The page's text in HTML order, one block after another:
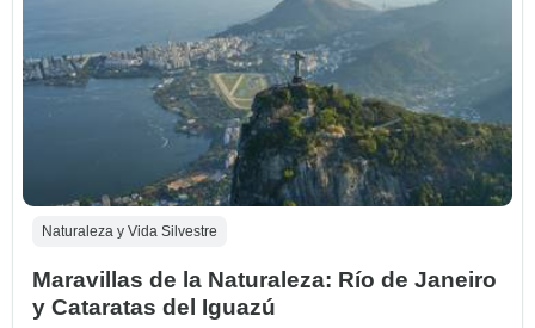
Naturaleza y Vida Silvestre
Maravillas de la Naturaleza: Río de Janeiro
y Cataratas del Iguazú